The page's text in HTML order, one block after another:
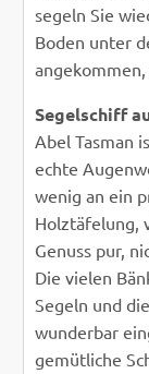
segeln Sie
Boden unter
Segelschiff
Abel Tasman
echte
wenig an ein
Holztäfelung,
Genuss pur,
Die vielen
Segeln und
wunderbar
gemütliche